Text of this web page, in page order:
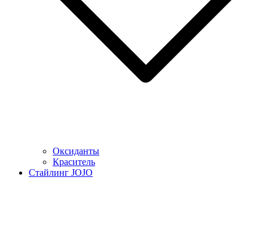
Оксиданты
Краситель
Стайлинг JOJO